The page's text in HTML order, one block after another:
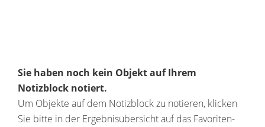
Sie haben noch kein Objekt auf Ihrem
Notizblock notiert.
Um Objekte auf dem Notizblock zu notieren, klicken
Sie bitte in der Ergebnisübersicht auf das Favoriten-